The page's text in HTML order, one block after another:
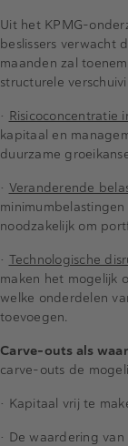
Uit het KPMG-
beslissers verwacht
maanden zal
structurele
• Risicoconcentratie
kapitaal en
duurzame
• Veranderende
noodzakelijk om
• Technologische
maken het mogelijk
welke onderdelen
toevoegen.
Carve-outs als
carve-outs de
• Kapitaal vrij te
• De waardering